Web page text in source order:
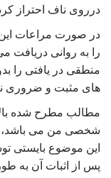
درروی ناف احتراز
در صورت مراعات
را به روانی دریافت
منطقی در یافتی را
های مثبت و ضروری
مطالب مطرح شده
شخصی من می باشد،
این موضوع بایستی
پس از اثبات آن به